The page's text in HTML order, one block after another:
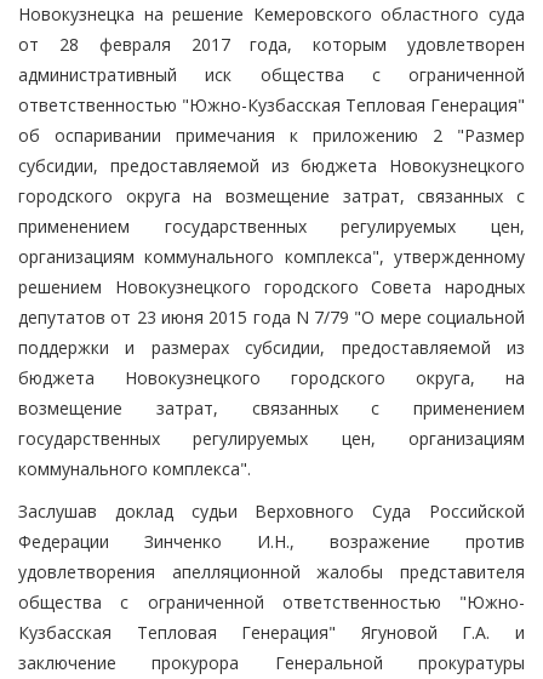
Новокузнецка на решение Кемеровского областного суда
от 28 февраля 2017 года, которым удовлетворен
административный иск общества с ограниченной
ответственностью "Южно-Кузбасская Тепловая Генерация"
об оспаривании примечания к приложению 2 "Размер
субсидии, предоставляемой из бюджета Новокузнецкого
городского округа на возмещение затрат, связанных с
применением государственных регулируемых цен,
организациям коммунального комплекса", утвержденному
решением Новокузнецкого городского Совета народных
депутатов от 23 июня 2015 года N 7/79 "О мере социальной
поддержки и размерах субсидии, предоставляемой из
бюджета Новокузнецкого городского округа, на
возмещение затрат, связанных с применением
государственных регулируемых цен, организациям
коммунального комплекса".
Заслушав доклад судьи Верховного Суда Российской
Федерации Зинченко И.Н., возражение против
удовлетворения апелляционной жалобы представителя
общества с ограниченной ответственностью "Южно-
Кузбасская Тепловая Генерация" Ягуновой Г.А. и
заключение прокурора Генеральной прокуратуры